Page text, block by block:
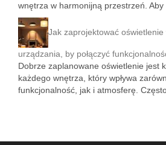
wnętrza w harmonijną przestrzeń.
Jak zaprojektować
urządzania, by połączyć
Dobrze zaplanowane oświetlenie jest
każdego wnętrza, który wpływa
funkcjonalność, jak i atmosferę.